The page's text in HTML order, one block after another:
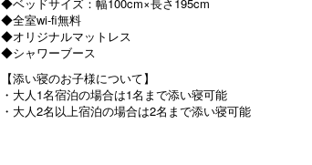
◆全室wi-fi無料
◆オリジナルマットレス
◆シャワーブース
【添い寝のお子様について】
・大人1名宿泊の場合は1名まで添い寝可能
・大人2名以上宿泊の場合は2名まで添い寝可能